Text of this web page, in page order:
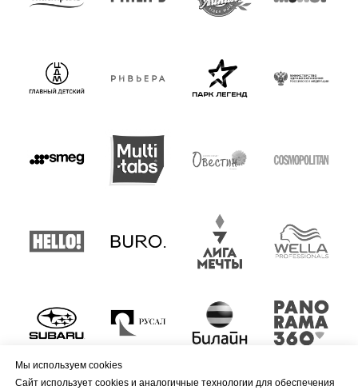
Мы используем cookies
Сайт использует cookies и аналогичные технологии для обеспечения